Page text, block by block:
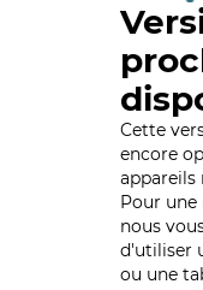
Cette
encore
appareils
Pour une
nous
d'utiliser
ou une